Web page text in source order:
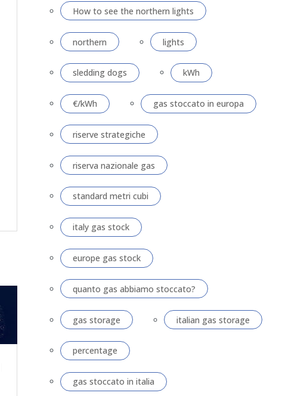
How to see the northern lights
northern lights
sledding dogs kWh
€/kWh gas stoccato in europa
riserve strategiche
riserva nazionale gas
standard metri cubi
italy gas stock
europe gas stock
quanto gas abbiamo stoccato?
gas storage italian gas storage
percentage
gas stoccato in italia